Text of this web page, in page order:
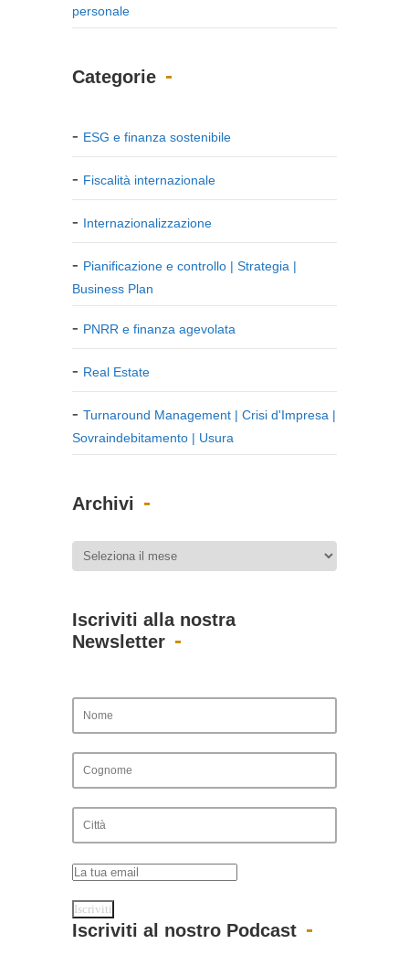
personale
Categorie
ESG e finanza sostenibile
Fiscalità internazionale
Internazionalizzazione
Pianificazione e controllo | Strategia |
Business Plan
PNRR e finanza agevolata
Real Estate
Turnaround Management | Crisi d'Impresa |
Sovraindebitamento | Usura
Archivi
Iscriviti alla nostra
Newsletter
Iscriviti al nostro Podcast